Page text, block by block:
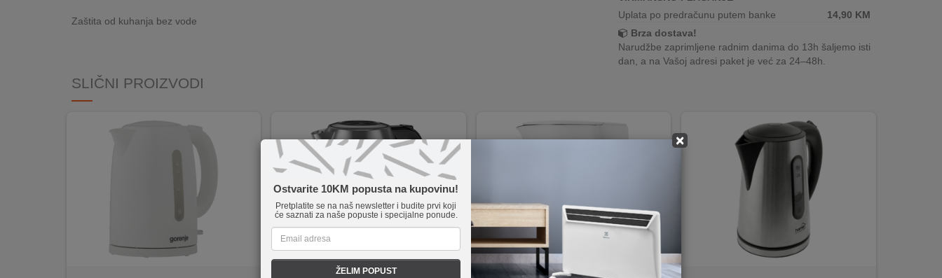
×
Ostvarite 10KM popusta na kupovinu!
Pretplatite se na naš newsletter i budite prvi koji
će saznati za naše popuste i specijalne ponude.
ŽELIM POPUST
Zaštita od kuhanja bez vode
Uplata po predračunu putem banke
14,90 KM
Brza dostava!
Narudžbe zaprimljene radnim danima do 13h šaljemo isti
dan, a na Vašoj adresi paket je već za 24–48h.
SLIČNI PROIZVODI